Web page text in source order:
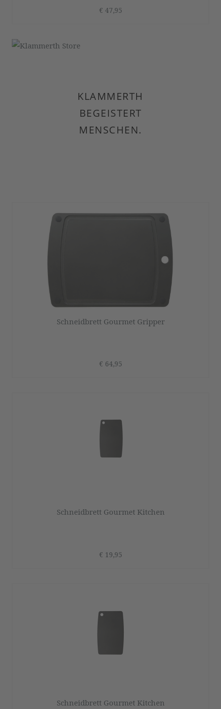
€ 47,95
KLAMMERTH
BEGEISTERT
MENSCHEN.
Schneidbrett Gourmet Gripper
€ 64,95
Schneidbrett Gourmet Kitchen
€ 19,95
Schneidbrett Gourmet Kitchen